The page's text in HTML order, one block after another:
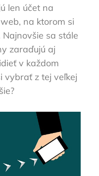
len účet na
na ktorom si
sa stále
zaraďujú aj
v každom
vybrať z tej veľkej